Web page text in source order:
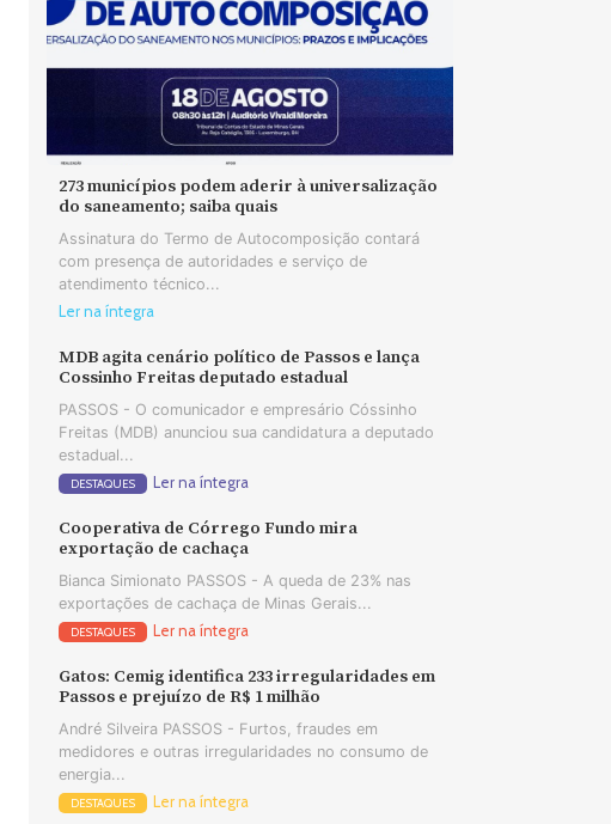
273 municípios podem aderir à universalização
do saneamento; saiba quais
Assinatura do Termo de Autocomposição contará
com presença de autoridades e serviço de
atendimento técnico...
Ler na íntegra
MDB agita cenário político de Passos e lança
Cossinho Freitas deputado estadual
PASSOS - O comunicador e empresário Cóssinho
Freitas (MDB) anunciou sua candidatura a deputado
estadual...
DESTAQUES Ler na íntegra
Cooperativa de Córrego Fundo mira
exportação de cachaça
Bianca Simionato PASSOS - A queda de 23% nas
exportações de cachaça de Minas Gerais...
DESTAQUES Ler na íntegra
Gatos: Cemig identifica 233 irregularidades em
Passos e prejuízo de R$ 1 milhão
André Silveira PASSOS - Furtos, fraudes em
medidores e outras irregularidades no consumo de
energia...
DESTAQUES Ler na íntegra